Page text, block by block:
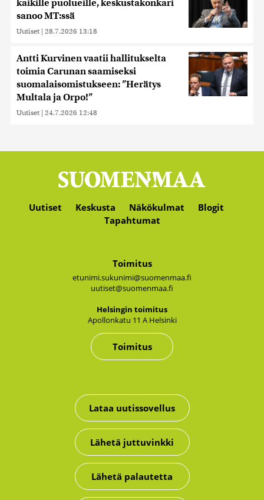
kaikille puolueille, keskustakonkari
sanoo MT:ssä
Uutiset | 28.7.2026 13:18
Antti Kurvinen vaatii hallitukselta
toimia Carunan saamiseksi
suomalaisomistukseen: ”Herätys
Multala ja Orpo!”
Uutiset | 24.7.2026 12:48
Uutiset Keskusta Näkökulmat
Blogit
Tapahtumat
Toimitus
etunimi.sukunimi@suomenmaa.fi
uutiset@suomenmaa.fi
Hel­sin­gin toi­mi­tus
Apol­lon­ka­tu 11 A Hel­sin­ki
Toimitus
Lataa uutissovellus
Lähetä juttuvinkki
Lähetä palautetta